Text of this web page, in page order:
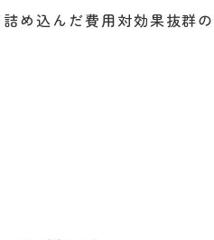
め込んだ費用対効果抜群の